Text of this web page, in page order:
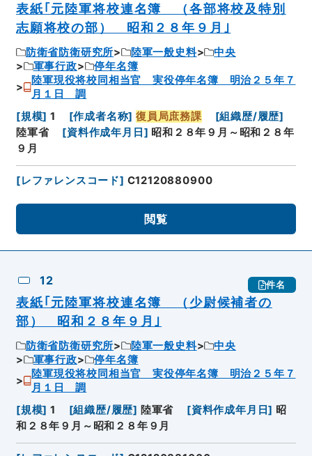
表紙｢元陸軍将校連名簿 （各部将校及特別
志願将校の部） 昭和２８年９月｣
防衛省防衛研究所 陸軍一般史料
中央
軍事行政
停年名簿
陸軍現役将校同相当官 実役停年名簿 明治２５年７
月１日 調
[規模] 1 [作成者名称] 復員局庶務課 [組織歴/履歴]
陸軍省
[資料作成年月日 ] 昭和２８年９月～昭和２８年
９月
[レファレンスコード] C12120880900
閲覧
12 件名
表紙｢元陸軍将校連名簿 （少尉候補者の
部） 昭和２８年９月｣
防衛省防衛研究所 陸軍一般史料
中央
軍事行政
停年名簿
陸軍現役将校同相当官 実役停年名簿 明治２５年７
月１日 調
[規模] 1 [組織歴/履歴] 陸軍省 [資料作成年月日] 昭
和２８年９月～昭和２８年９月